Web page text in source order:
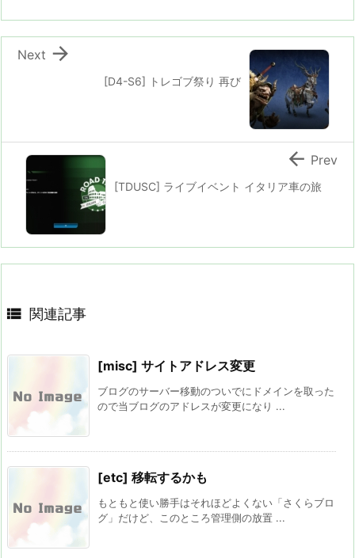
[D4-S6] トレゴブ祭り 再び

Next
[TDUSC] ライブイベント イタリア車の旅
 Prev
 関連記事
[misc] サイトアドレス変更
ブログのサーバー移動のついでにドメインを取った
ので当ブログのアドレスが変更になり ...
[etc] 移転するかも
もともと使い勝手はそれほどよくない「さくらブロ
グ」だけど、このところ管理側の放置 ...